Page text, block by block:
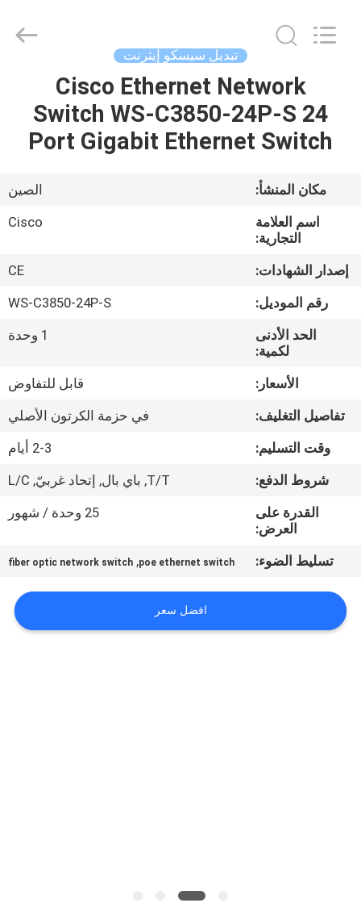
المنزل
المنتجات
فيديوهات
جولة
المصنع
الجودة
اتصل
أخبار
القضايا
تبديل سيسكو إيثرنت
Cisco Ethernet Network
Switch WS-C3850-24P-S 24
Port Gigabit Ethernet Switch
مكان المنشأ:
الصين
اسم العلامة
التجارية:
Cisco
إصدار الشهادات:
CE
رقم الموديل:
WS-C3850-24P-S
الحد الأدنى
لكمية:
1 وحدة
الأسعار:
قابل للتفاوض
تفاصيل التغليف:
في حزمة الكرتون الأصلي
وقت التسليم:
2-3 أيام
شروط الدفع:
T/T, باي بال, إتحاد غربيّ, L/C
القدرة على
العرض:
25 وحدة / شهور
تسليط الضوء: poe ethernet switch
,
fiber optic network switch
افضل سعر